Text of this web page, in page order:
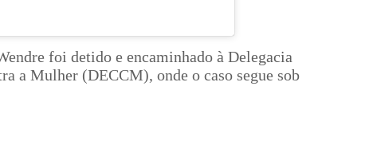
foi detido e encaminhado à Delegacia
a Mulher (DECCM), onde o caso segue sob